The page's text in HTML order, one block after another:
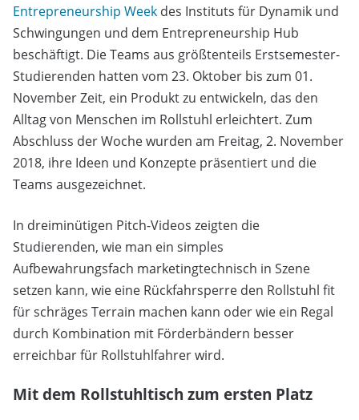
Entrepreneurship Week des Instituts für Dynamik und
Schwingungen und dem Entrepreneurship Hub
beschäftigt. Die Teams aus größtenteils Erstsemester-
Studierenden hatten vom 23. Oktober bis zum 01.
November Zeit, ein Produkt zu entwickeln, das den
Alltag von Menschen im Rollstuhl erleichtert. Zum
Abschluss der Woche wurden am Freitag, 2. November
2018, ihre Ideen und Konzepte präsentiert und die
Teams ausgezeichnet.
In dreiminütigen Pitch-Videos zeigten die
Studierenden, wie man ein simples
Aufbewahrungsfach marketingtechnisch in Szene
setzen kann, wie eine Rückfahrsperre den Rollstuhl fit
für schräges Terrain machen kann oder wie ein Regal
durch Kombination mit Förderbändern besser
erreichbar für Rollstuhlfahrer wird.
Mit dem Rollstuhltisch zum ersten Platz